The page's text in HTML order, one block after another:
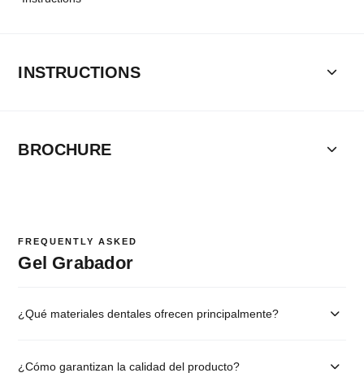
INSTRUCTIONS
BROCHURE
FREQUENTLY ASKED
Gel Grabador
¿Qué materiales dentales ofrecen principalmente?
¿Cómo garantizan la calidad del producto?